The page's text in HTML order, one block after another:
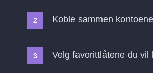
Koble sammen
Velg favorittlåtene du vil